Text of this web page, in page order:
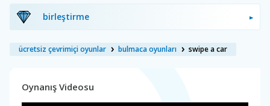
birleştirme
ücretsiz çevrimiçi oyunlar bulmaca oyunları swipe a car
Oynanış Videosu